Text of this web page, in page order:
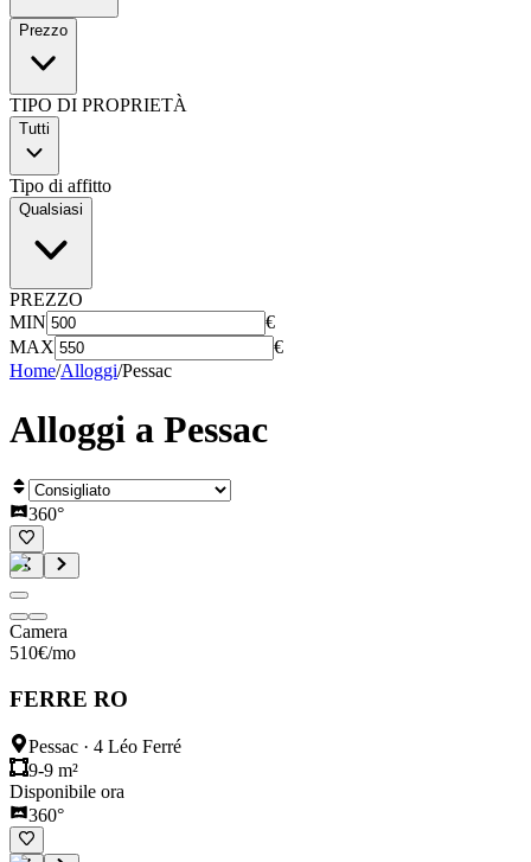
Prezzo
TIPO DI PROPRIETÀ
Tutti
Tipo di affitto
Qualsiasi
PREZZO
MIN
€
MAX
€
Home/Alloggi/Pessac
Alloggi a Pessac
360°
Camera
510€/mo
FERRE RO
Pessac · 4 Léo Ferré
9-9 m²
Disponibile ora
360°